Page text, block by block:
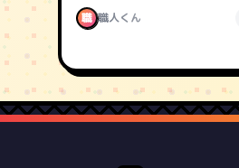
職 職人くん